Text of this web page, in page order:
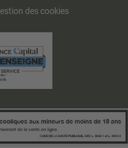
des cookies